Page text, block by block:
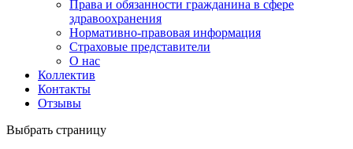
Права и обязанности гражданина в сфере
здравоохранения
Нормативно-правовая информация
Страховые представители
О нас
Коллектив
Контакты
Отзывы
Выбрать страницу